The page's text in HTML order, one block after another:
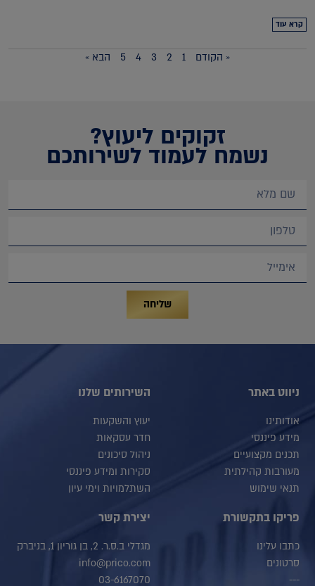
קרא עוד
« הקודם 1
2
3
4
5 הבא »
זקוקים ליעוץ?
נשמח לעמוד לשירותכם
שליחה
ניווט באתר
אודותינו
מידע פיננסי
תכנים מקצועיים
מעורבות קהילתית
תנאי שימוש
השירותים שלנו
יעוץ והשקעות
חדר עסקאות
ניהול סיכונים
סקירות ומידע פיננסי
השתלמויות וימי עיון
פריקו בתקשורת
כתבו עלינו
סרטונים
---
יצירת קשר
מגדלי ב.ס.ר. 2, בן גוריון 1, בניברק
info@prico.com
03-6167070